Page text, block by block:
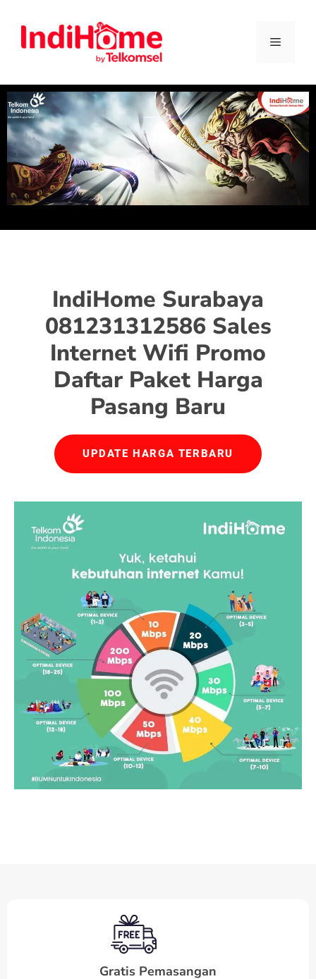
IndiHome Surabaya
081231312586 Sales
Internet Wifi Promo
Daftar Paket Harga
Pasang Baru
UPDATE HARGA TERBARU
Gratis Pemasangan